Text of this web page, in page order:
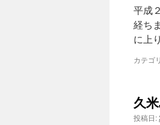
プ
平成
経ち
に上
カテゴ
久
投稿日: